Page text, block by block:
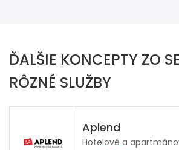
ĎALŠIE KONCEPTY ZO
RÔZNÉ SLUŽBY
Aplend
Hotelové a